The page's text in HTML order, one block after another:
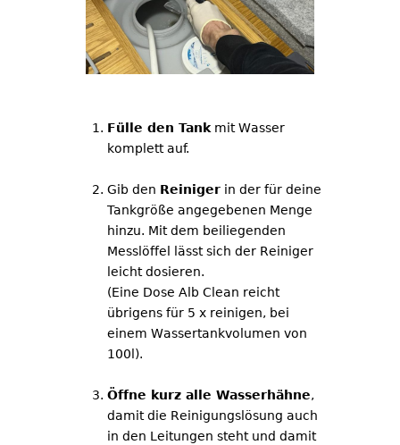
Fülle den Tank mit Wasser
komplett auf.
Gib den Reiniger in der für deine
Tankgröße angegebenen Menge
hinzu. Mit dem beiliegenden
Messlöffel lässt sich der Reiniger
leicht dosieren.
(Eine Dose Alb Clean reicht
übrigens für 5 x reinigen, bei
einem Wassertankvolumen von
100l).
Öffne kurz alle Wasserhähne,
damit die Reinigungslösung auch
in den Leitungen steht und damit